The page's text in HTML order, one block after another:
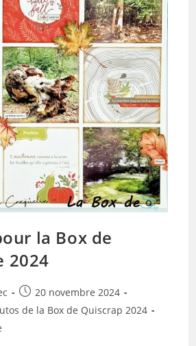
la Box de
2024
Publication
publiée :
20 novembre 2024
de la Box de Quiscrap 2024